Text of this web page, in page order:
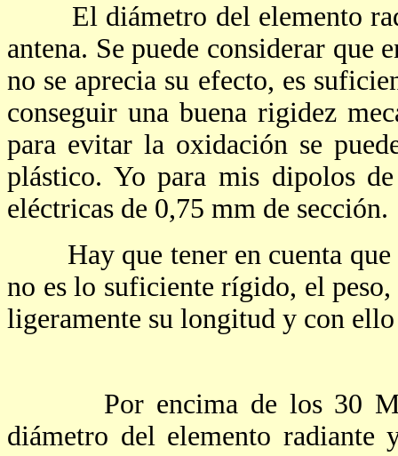
El diámetro del elemento
antena. Se puede considerar que
no se aprecia su efecto, es
conseguir una buena rigidez
para evitar la oxidación se
plástico. Yo para mis dipolos
eléctricas de 0,75 mm de sección.
Hay que tener en cuenta que
no es lo suficiente rígido, el
ligeramente su longitud y con
Por encima de los 30
diámetro del elemento radiante